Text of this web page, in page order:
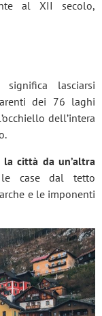
al XII secolo,
lasciarsi
dei 76 laghi
dell’intera
città da un’altra
le case dal tetto
e le imponenti